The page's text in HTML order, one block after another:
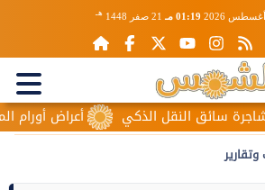
01:19 مـ 21 صفر 1448 هـ
أعراض أورام المبيض النقل الذكي